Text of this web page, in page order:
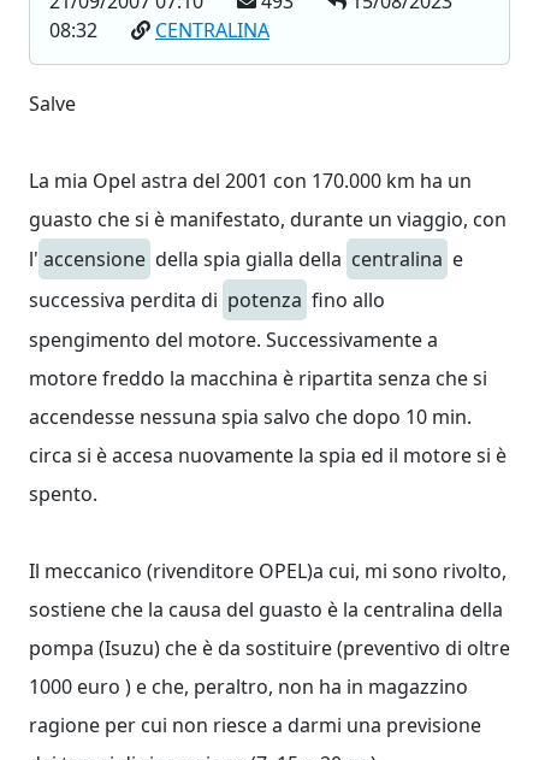
08:32
CENTRALINA
Salve
La mia Opel astra del 2001 con 170.000 km ha un
guasto che si è manifestato, durante un viaggio, con
l' accensione della spia gialla della centralina e
successiva perdita di potenza fino allo
spengimento del motore. Successivamente a
motore freddo la macchina è ripartita senza che si
accendesse nessuna spia salvo che dopo 10 min.
circa si è accesa nuovamente la spia ed il motore si è
spento.
Il meccanico (rivenditore OPEL)a cui, mi sono rivolto,
sostiene che la causa del guasto è la centralina della
pompa (Isuzu) che è da sostituire (preventivo di oltre
1000 euro ) e che, peraltro, non ha in magazzino
ragione per cui non riesce a darmi una previsione